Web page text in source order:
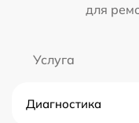
для
Услуга
Диагностика